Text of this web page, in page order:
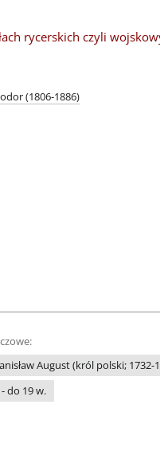
rycerskich czyli
(1806-1886)
August (król polski; 1732-
do 19 w.